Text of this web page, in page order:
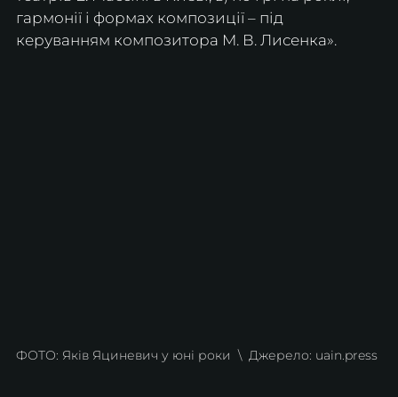
гармонії і формах композиції – під
керуванням композитора М. В. Лисенка».
ФОТО: Яків Яциневич у юні роки  \  Джерело: uain.press